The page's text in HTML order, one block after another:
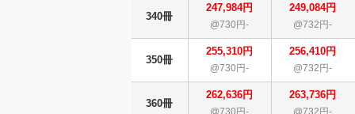
340冊
247,984円
@730円-
249,084円
@732円-
350冊
255,310円
@730円-
256,410円
@732円-
360冊
262,636円
@730円-
263,736円
@732円-